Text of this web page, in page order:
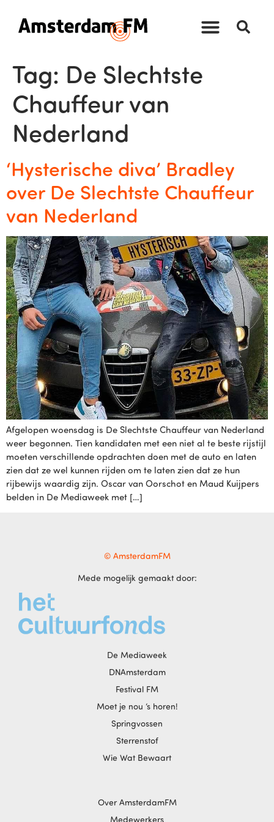
Tag: De Slechtste
Chauffeur van
Nederland
‘Hysterische diva’ Bradley
over De Slechtste Chauffeur
van Nederland
Afgelopen woensdag is De Slechtste Chauffeur van Nederland
weer begonnen. Tien kandidaten met een niet al te beste rijstijl
moeten verschillende opdrachten doen met de auto en laten
zien dat ze wel kunnen rijden om te laten zien dat ze hun
rijbewijs waardig zijn. Oscar van Oorschot en Maud Kuijpers
belden in De Mediaweek met […]
© AmsterdamFM
Mede mogelijk gemaakt door:
De Mediaweek
DNAmsterdam
Festival FM
Moet je nou ‘s horen!
Springvossen
Sterrenstof
Wie Wat Bewaart
Over AmsterdamFM
Medewerkers